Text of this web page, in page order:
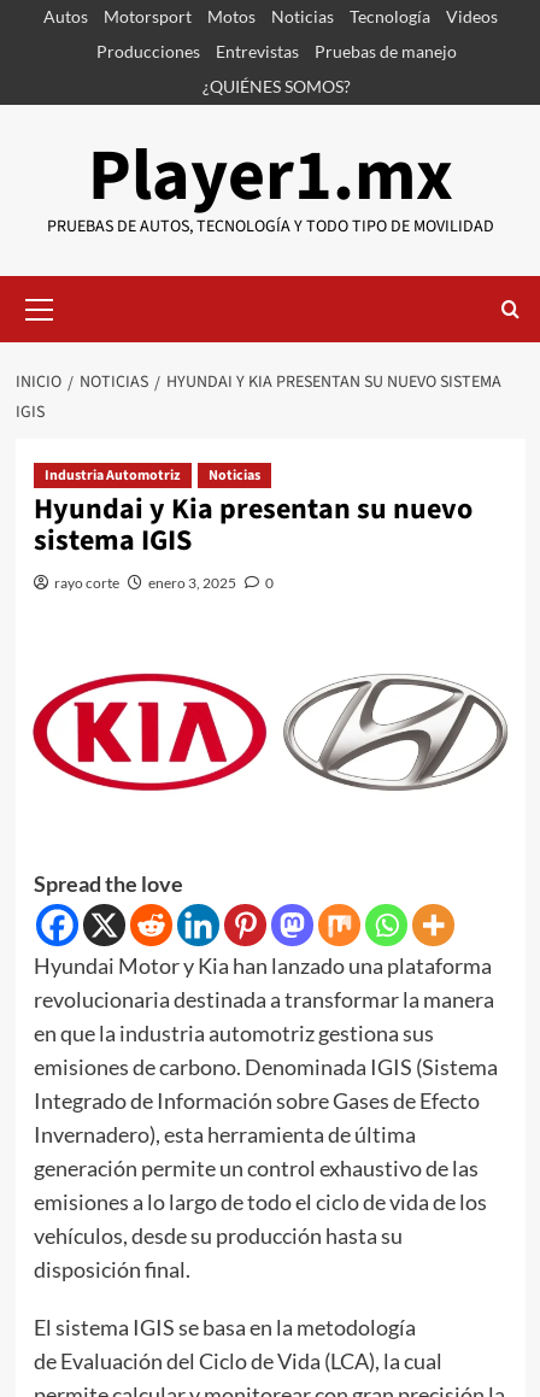
SaltarAutos Motorsport Motos Noticias Tecnología
Videos
Producciones
Entrevistas
Pruebas de manejo
¿QUIÉNES SOMOS?
Player1.mx
PRUEBAS DE AUTOS, TECNOLOGÍA Y TODO TIPO DE MOVILIDAD
primario
INICIO NOTICIAS
HYUNDAI Y KIA PRESENTAN SU NUEVO SISTEMA
IGIS
Industria Automotriz Noticias
Hyundai y Kia presentan su nuevo
sistema IGIS
rayo corte enero 3, 2025 0
Spread the love
Hyundai Motor y Kia han lanzado una plataforma
revolucionaria destinada a transformar la manera
en que la industria automotriz gestiona sus
emisiones de carbono. Denominada IGIS (Sistema
Integrado de Información sobre Gases de Efecto
Invernadero), esta herramienta de última
generación permite un control exhaustivo de las
emisiones a lo largo de todo el ciclo de vida de los
vehículos, desde su producción hasta su
disposición final.
El sistema IGIS se basa en la metodología
de Evaluación del Ciclo de Vida (LCA), la cual